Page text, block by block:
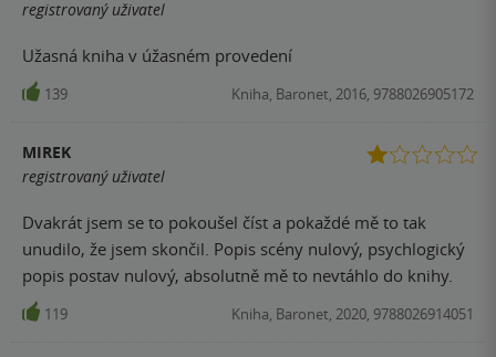
registrovaný uživatel
Užasná kniha v úžasném provedení
139 Kniha, Baronet, 2016, 9788026905172
MIREK
registrovaný uživatel
Dvakrát jsem se to pokoušel číst a pokaždé mě to tak
unudilo, že jsem skončil. Popis scény nulový, psychlogický
popis postav nulový, absolutně mě to nevtáhlo do knihy.
119 Kniha, Baronet, 2020, 9788026914051